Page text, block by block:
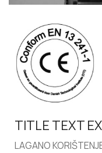
TITLE TEXT
LAGANO